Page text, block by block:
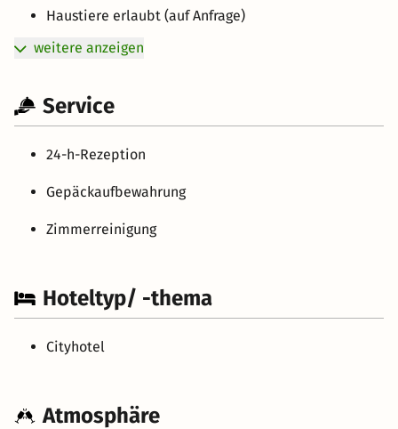
Haustiere erlaubt (auf Anfrage)
weitere anzeigen
Service
24-h-Rezeption
Gepäckaufbewahrung
Zimmerreinigung
Hoteltyp/ -thema
Cityhotel
Atmosphäre